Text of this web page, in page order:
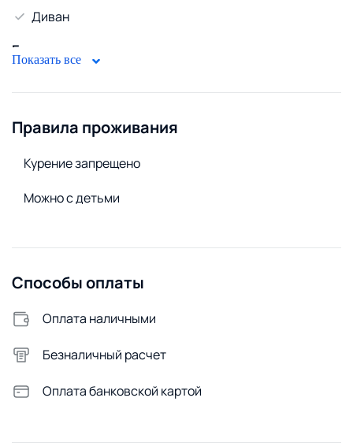
Диван
Безопасность
Сменное постельное белье
Стиральная машина
Удобства снаружи
Показать все
Правила проживания
Курение запрещено
Можно с детьми
Способы оплаты
Оплата наличными
Безналичный расчет
Оплата банковской картой